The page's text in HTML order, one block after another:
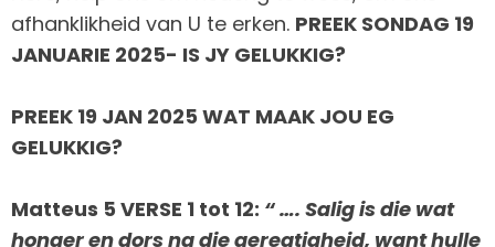
afhanklikheid van U te erken. PREEK SONDAG 19
JANUARIE 2025- IS JY GELUKKIG?
PREEK 19 JAN 2025 WAT MAAK JOU EG
GELUKKIG?
Matteus 5 VERSE 1 tot 12: “ …. Salig is die wat
honger en dors na die geregtigheid, want hulle